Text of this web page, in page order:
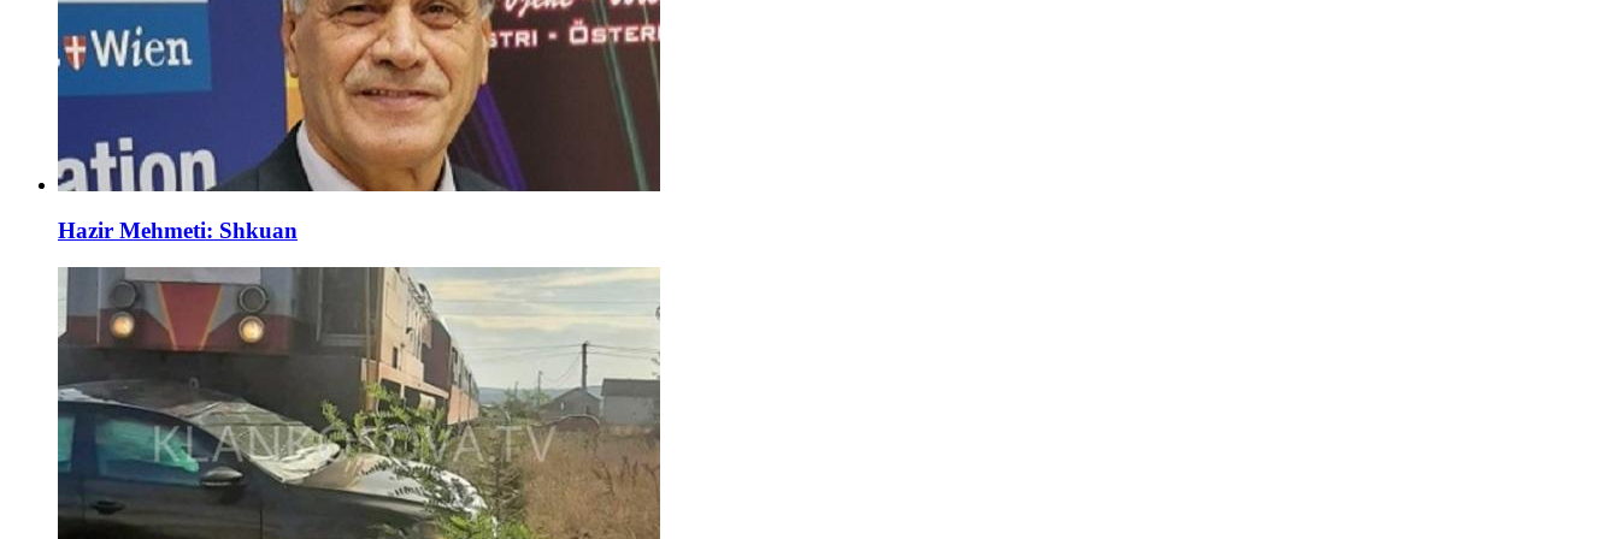
Hazir Mehmeti: Shkuan